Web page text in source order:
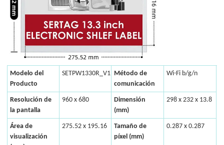
Modelo del
Producto
SETPW1330R_V1
Método de
comunicación
Wi-Fi b/g/n
Resolución de
la pantalla
960 x 680
Dimensión
(mm)
298 x 232 x 13.8
Área de
visualización
275.52 x 195.16
Tamaño de
píxel (mm)
0.287 x 0.287